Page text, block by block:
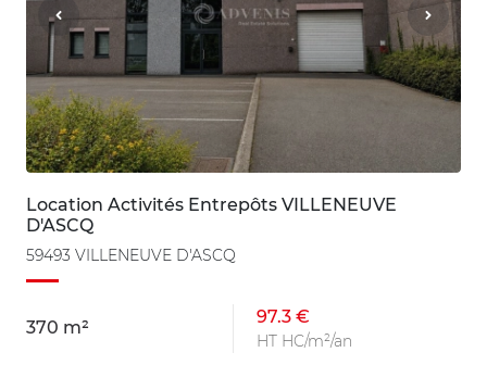
Location Activités Entrepôts VILLENEUVE
D'ASCQ
59493 VILLENEUVE D'ASCQ
370 m²
97.3 €
HT HC/m²/an